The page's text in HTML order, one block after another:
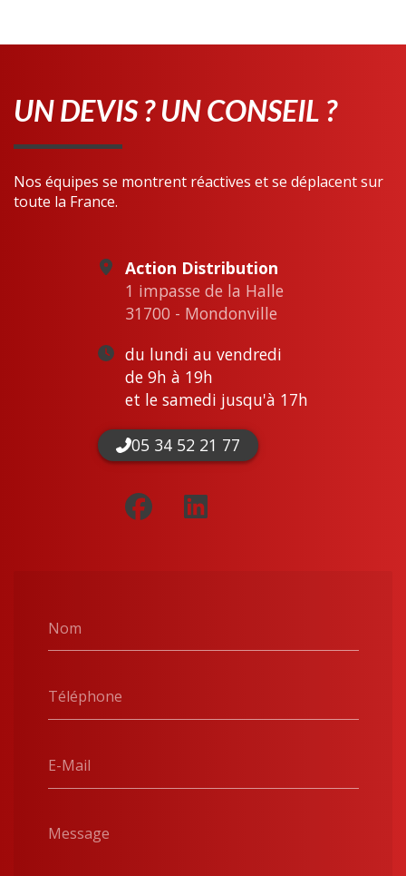
UN DEVIS ? UN CONSEIL ?
Nos équipes se montrent réactives et se déplacent sur
toute la France.
Nom
Téléphone
E-Mail
Message
Action Distribution
1 impasse de la Halle
31700 - Mondonville
du lundi au vendredi
de 9h à 19h
et le samedi jusqu'à 17h
05 34 52 21 77